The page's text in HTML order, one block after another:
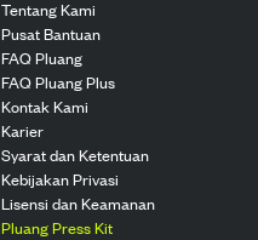
Tentang Kami
Pusat Bantuan
FAQ Pluang
FAQ Pluang Plus
Kontak Kami
Karier
Syarat dan Ketentuan
Kebijakan Privasi
Lisensi dan Keamanan
Pluang Press Kit